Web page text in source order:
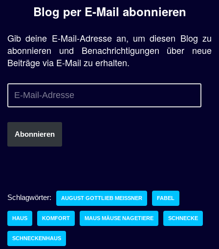
Blog per E-Mail abonnieren
Gib deine E-Mail-Adresse an, um diesen Blog zu
abonnieren und Benachrichtigungen über neue
Beiträge via E-Mail zu erhalten.
Abonnieren
Schlagwörter: AUGUST GOTTLIEB MEISSNER FABEL
HAUS KOMFORT MAUS MÄUSE NAGETIERE SCHNECKE
SCHNECKENHAUS